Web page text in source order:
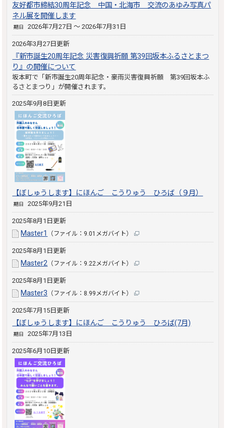
友好都市締結30周年記念 中国・北海市 交流のあゆみ写真パ
ネル展を開催します
期日 2026年7月27日 ～ 2026年7月31日
2026年3月27日更新
『新市誕生20周年記念 災害復興祈願 第39回坂本ふるさとまつ
り』の開催について
坂本町で「新市誕生20周年記念・豪雨災害復興祈願 第39回坂本ふ
るさとまつり」が開催されます。
2025年9月8日更新
【ぼしゅうします】にほんご こうりゅう ひろば（９月）
期日 2025年9月21日
2025年8月1日更新
Master1 （ファイル：9.01メガバイト）
2025年8月1日更新
Master2 （ファイル：9.22メガバイト）
2025年8月1日更新
Master3 （ファイル：8.99メガバイト）
2025年7月15日更新
【ぼしゅうします】にほんご こうりゅう ひろば(7月)
期日 2025年7月13日
2025年6月10日更新